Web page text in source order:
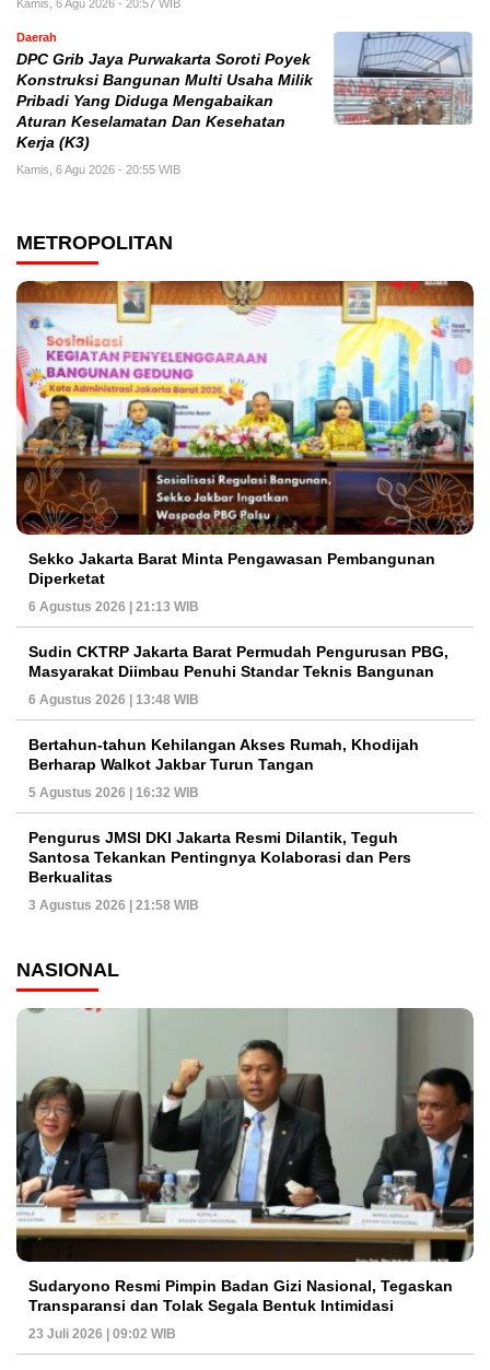
Kamis, 6 Agu 2026 - 20:57 WIB
Daerah
DPC Grib Jaya Purwakarta Soroti Poyek
Konstruksi Bangunan Multi Usaha Milik
Pribadi Yang Diduga Mengabaikan
Aturan Keselamatan Dan Kesehatan
Kerja (K3)
Kamis, 6 Agu 2026 - 20:55 WIB
METROPOLITAN
Sekko Jakarta Barat Minta Pengawasan Pembangunan
Diperketat
6 Agustus 2026 | 21:13 WIB
Sudin CKTRP Jakarta Barat Permudah Pengurusan PBG,
Masyarakat Diimbau Penuhi Standar Teknis Bangunan
6 Agustus 2026 | 13:48 WIB
Bertahun-tahun Kehilangan Akses Rumah, Khodijah
Berharap Walkot Jakbar Turun Tangan
5 Agustus 2026 | 16:32 WIB
Pengurus JMSI DKI Jakarta Resmi Dilantik, Teguh
Santosa Tekankan Pentingnya Kolaborasi dan Pers
Berkualitas
3 Agustus 2026 | 21:58 WIB
NASIONAL
Sudaryono Resmi Pimpin Badan Gizi Nasional, Tegaskan
Transparansi dan Tolak Segala Bentuk Intimidasi
23 Juli 2026 | 09:02 WIB